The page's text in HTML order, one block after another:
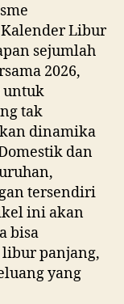
Libur
sejumlah
2026,
untuk
tak
dinamika
dan
tersendiri
ini akan
bisa
panjang,
yang